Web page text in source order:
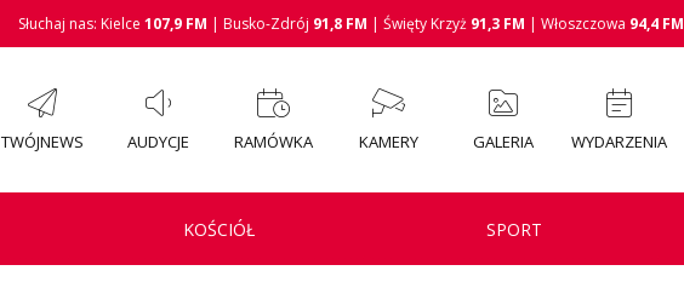
Słuchaj nas: Kielce 107,9 FM | Busko-Zdrój 91,8 FM | Święty Krzyż 91,3 FM | Włoszczowa 94,4 FM
TWÓJNEWS AUDYCJE RAMÓWKA KAMERY GALERIA WYDARZENIA
KOŚCIÓŁ SPORT